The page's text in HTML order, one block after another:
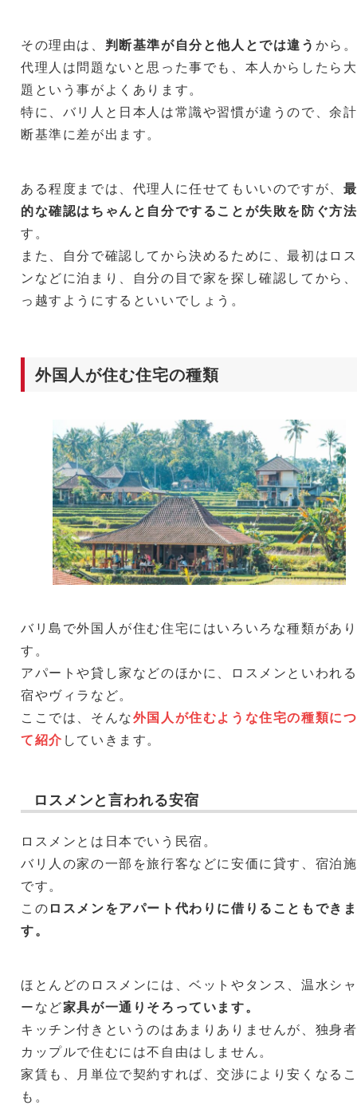
その理由は、 判断基準が自分と他人とでは違う から。
代理人は問題ないと思った事でも、本人からしたら
題という事がよくあります。
特に、バリ人と日本人は常識や習慣が違うので、余
断基準に差が出ます。
ある程度までは、代理人に任せてもいいのですが、
的な確認はちゃんと自分ですることが失敗を防ぐ方法
す。
また、自分で確認してから決めるために、最初はロ
ンなどに泊まり、自分の目で家を探し確認してから
っ越すようにするといいでしょう。
外国人が住む住宅の種類
バリ島で外国人が住む住宅にはいろいろな種類があ
す。
アパートや貸し家などのほかに、ロスメンといわれ
宿やヴィラなど。
ここでは、そんな外国人が住むような住宅の種類に
て紹介 していきます。
ロスメンと言われる安宿
ロスメンとは日本でいう民宿。
バリ人の家の一部を旅行客などに安価に貸す、宿泊
です。
このロスメンをアパート代わりに借りることもできま
す。
ほとんどのロスメンには、ベットやタンス、温水シ
ーなど家具が一通りそろっています。
キッチン付きというのはあまりありませんが、独身
カップルで住むには不自由はしません。
家賃も、月単位で契約すれば、交渉により安くなる
も。